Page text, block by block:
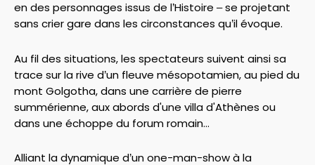
en des personnages issus de l’Histoire – se projetant
sans crier gare dans les circonstances qu’il évoque.
Au fil des situations, les spectateurs suivent ainsi sa
trace sur la rive d’un fleuve mésopotamien, au pied du
mont Golgotha, dans une carrière de pierre
summérienne, aux abords d'une villa d'Athènes ou
dans une échoppe du forum romain...
Alliant la dynamique d’un one-man-show à la